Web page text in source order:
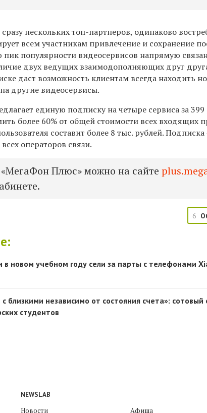
нескольких топ-партнеров, одинаково
всем участникам привлечение и сохранение
пик популярности видеосервисов напрямую
двух ведущих взаимодополняющих друг
даст возможность клиентам всегда находить
другие видеосервисы.
единую подписку на четыре сервиса за 399
более 60% от общей стоимости всех входящих
составит более 8 тыс. рублей.
операторов связи.
Плюс» можно на сайте
6
в новом учебном году сели за парты с телефонами
с близкими независимо от состояния счета»:
студентов
NEWSLAB
Новости Афиша